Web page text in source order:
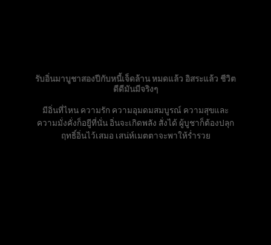
รับอิ่นมาบูชาสองปีกับหนี้เจ็ดล้าน หมดแล้ว อิสระแล้ว ชีวิต
ดีดีมันมีจริงๆ
มีอิ่นที่ไหน ความรัก ความอุมดมสมบูรณ์ ความสุขและ
ความมั่งคั่งก็อยูีที่นั่น อิ่นจะเกิดพลัง สั่งได้ ผู้บูชาก็ต้องปลุก
ฤทธิ์อิ่นไว้เสมอ เสน่ห์เมตตาจะพาให้ร่ำรวย